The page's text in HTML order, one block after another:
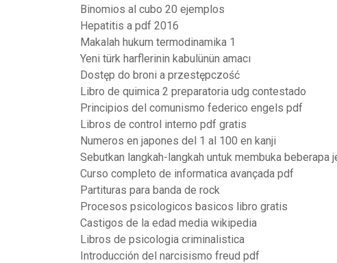
Binomios al cubo 20 ejemplos
Hepatitis a pdf 2016
Makalah hukum termodinamika 1
Yeni türk harflerinin kabulünün amacı
Dostęp do broni a przestępczość
Libro de quimica 2 preparatoria udg contestado
Principios del comunismo federico engels pdf
Libros de control interno pdf gratis
Numeros en japones del 1 al 100 en kanji
Sebutkan langkah-langkah untuk membuka
Curso completo de informatica avançada pdf
Partituras para banda de rock
Procesos psicologicos basicos libro gratis
Castigos de la edad media wikipedia
Libros de psicologia criminalistica
Introducción del narcisismo freud pdf